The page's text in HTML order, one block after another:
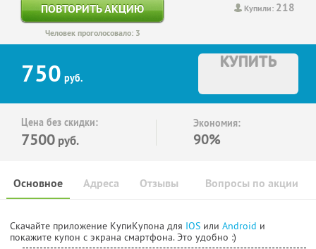
Купили: 218
ПОВТОРИТЬ АКЦИЮ
Человек проголосовало: 3
750 руб.
КУПИТЬ
Цена без скидки:
7500 руб.
Экономия:
90%
Основное Отзывы Вопросы по акции
Адреса
Скачайте приложение КупиКупона для IOS или Android и
покажите купон с экрана смартфона. Это удобно :)